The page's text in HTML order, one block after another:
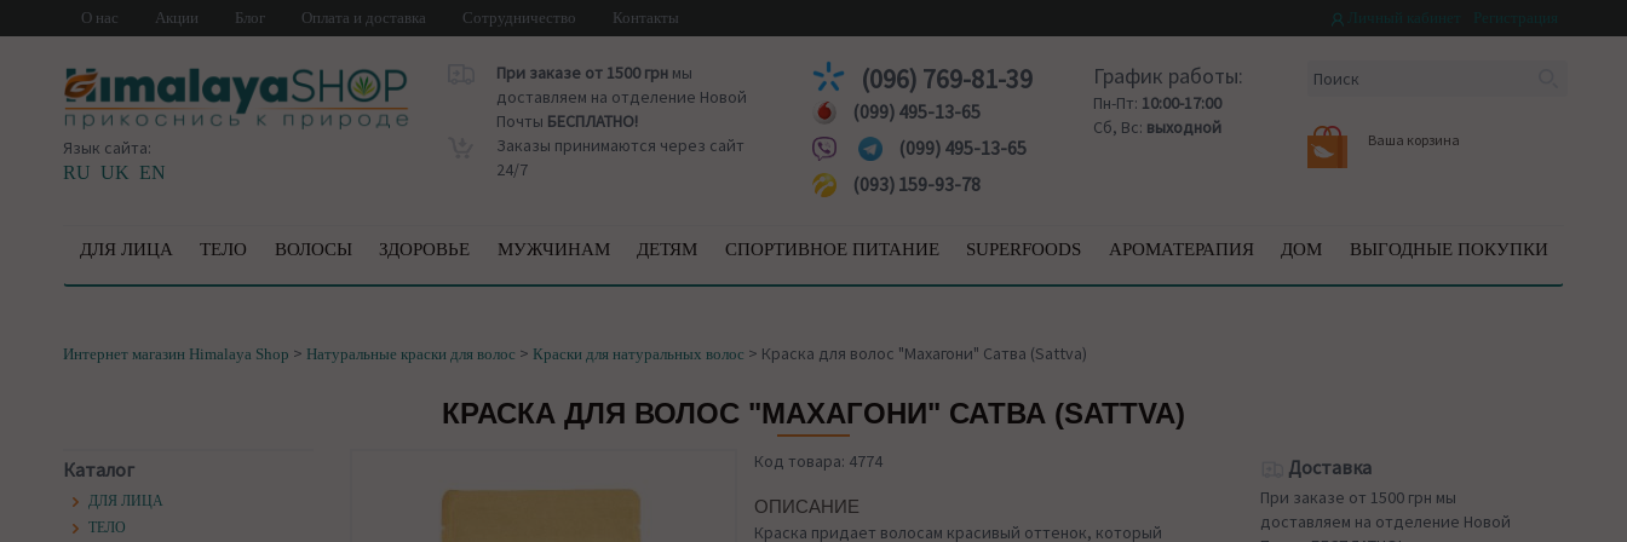
О нас Акции Блог Оплата и доставка Сотрудничество Контакты
Язык сайта:
RU UK EN
При заказе от 1500 грнмы
доставляем на отделение Новой
Почты БЕСПЛАТНО!
Заказы принимаются через сайт
24/7
(096) 769-81-39
(099) 495-13-65
(099) 495-13-65
(093) 159-93-78
График работы:
Пн-Пт: 10:00-17:00
Сб, Вс: выходной
Ваша корзина
ДЛЯ ЛИЦА ТЕЛО ВОЛОСЫ ЗДОРОВЬЕ МУЖЧИНАМ ДЕТЯМ СПОРТИВНОЕ ПИТАНИЕ SUPERFOODS АРОМАТЕРАПИЯ ДОМ ВЫГОДНЫЕ ПОКУПКИ
Интернет магазин Himalaya Shop > Натуральные краски для волос > Краски для натуральных волос > Краска для волос "Махагони" Сатва (Sattva)
КРАСКА ДЛЯ ВОЛОС "МАХАГОНИ" САТВА (SATTVA)
Каталог
ДЛЯ ЛИЦА
ТЕЛО
Код товара: 4774
ОПИСАНИЕ
Краска придает волосам красивый оттенок, который
Доставка
При заказе от 1500 грн мы
доставляем на отделение Новой